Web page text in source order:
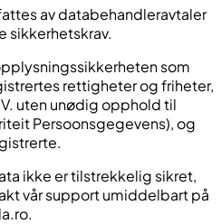
av databehandleravtaler
sikkerhetskrav.
som
rettigheter og friheter,
uten unødig opphold til
Persoonsgegevens), og
ikke er tilstrekkelig sikret,
vår support umiddelbart på
.